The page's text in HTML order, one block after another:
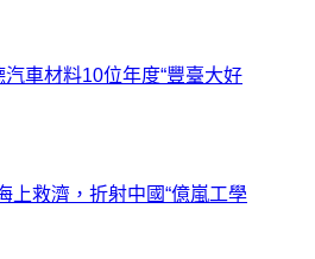
車材料10位年度“豐臺大好
上救濟，折射中國“億嵐工學